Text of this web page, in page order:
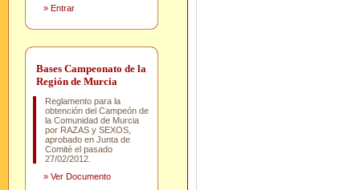
» Entrar
Bases Campeonato de la
Región de Murcia
Reglamento para la
obtención del Campeón de
la Comunidad de Murcia
por RAZAS y SEXOS,
aprobado en Junta de
Comité el pasado
27/02/2012.
» Ver Documento